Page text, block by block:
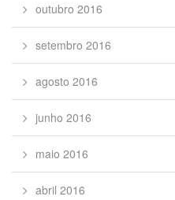
outubro 2016
setembro 2016
agosto 2016
junho 2016
maio 2016
abril 2016